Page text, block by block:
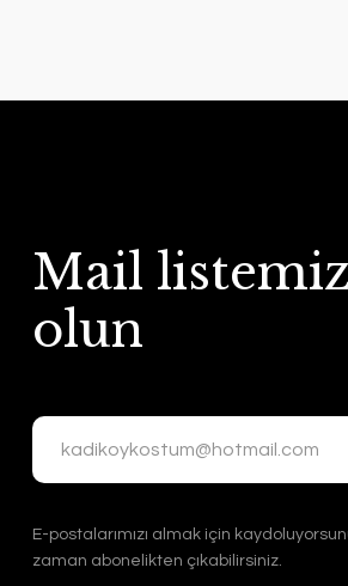
Mail
olun
E-postalarımızı almak için
zaman abonelikten çıkabilirsiniz.